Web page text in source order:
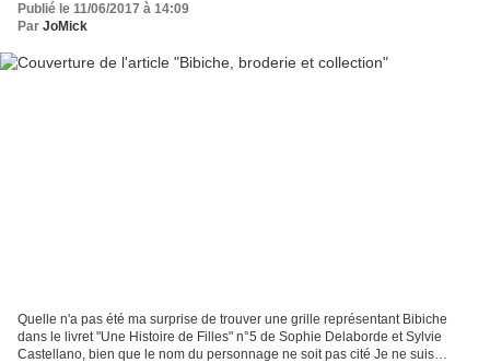
Publié le 11/06/2017 à 14:09
Par JoMick
Quelle n'a pas été ma surprise de trouver une grille représentant Bibiche
dans le livret "Une Histoire de Filles" n°5 de Sophie Delaborde et Sylvie
Castellano, bien que le nom du personnage ne soit pas cité Je ne suis